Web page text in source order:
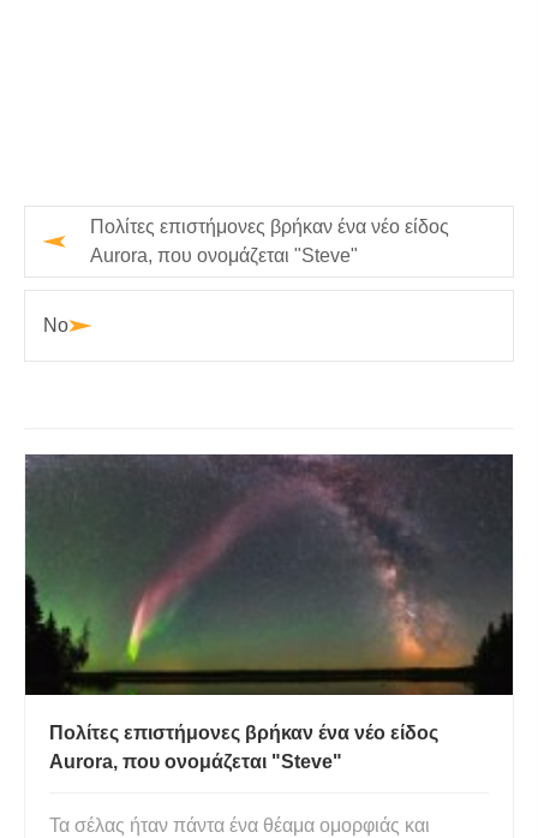
Πολίτες επιστήμονες βρήκαν ένα νέο είδος
Aurora, που ονομάζεται "Steve"
No
Πολίτες επιστήμονες βρήκαν ένα νέο είδος
Aurora, που ονομάζεται "Steve"
Τα σέλας ήταν πάντα ένα θέαμα ομορφιάς και